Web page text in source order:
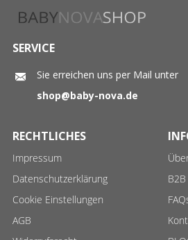
SERVICE
Sie erreichen uns per Mail unter
shop@baby-nova.de
RECHTLICHES
Impressum
Datenschutzerklärung
Cookie Einstellungen
AGB
B2B